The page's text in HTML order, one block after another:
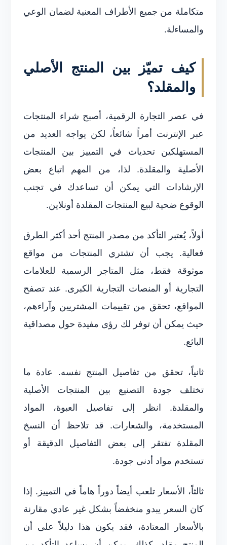
متكاملة من جميع الأطراف المعنية لضمان الوعي
والمساءلة.
كيف تميّز بين المنتج الأصلي
والمقلد؟
في عصر التجارة الرقمية، أصبح شراء المنتجات
عبر الإنترنت أمراً شائعاً، لكن يواجه العديد من
المستهلكين تحديات في التمييز بين المنتجات
الأصلية والمقلدة. لذا، من المهم اتباع بعض
الإرشادات التي يمكن أن تساعدك في تجنب
الوقوع ضحية لبيع المنتجات المقلدة أونلاين.
أولاً، يُعتبر التأكد من مصدر المنتج أحد أكثر الطرق
فعالية. يجب أن تشتري المنتجات من مواقع
موثوقة فقط، مثل المتاجر الرسمية للعلامات
التجارية أو المنصات التجارية الكبرى. عند تصفح
المواقع، تحقق من تقييمات المشتريين وآراءهم،
حيث يمكن أن توفر لك رؤى مفيدة حول مصداقية
البائع.
ثانياً، تحقق من تفاصيل المنتج نفسه. عادة ما
تختلف جودة التصنيع بين المنتجات الأصلية
والمقلدة. انظر إلى تفاصيل العبوة، المواد
المستخدمة، والشعارات. قد تلاحظ أن النسخ
المقلدة تفتقر إلى بعض التفاصيل الدقيقة أو
تستخدم مواد أدنى جودة.
ثالثاً، الأسعار تلعب أيضاً دوراً هاماً في التمييز. إذا
كان السعر يبدو منخفضاً بشكل غير عادي مقارنة
بالأسعار المعتادة، فقد يكون هذا دليلاً على أن